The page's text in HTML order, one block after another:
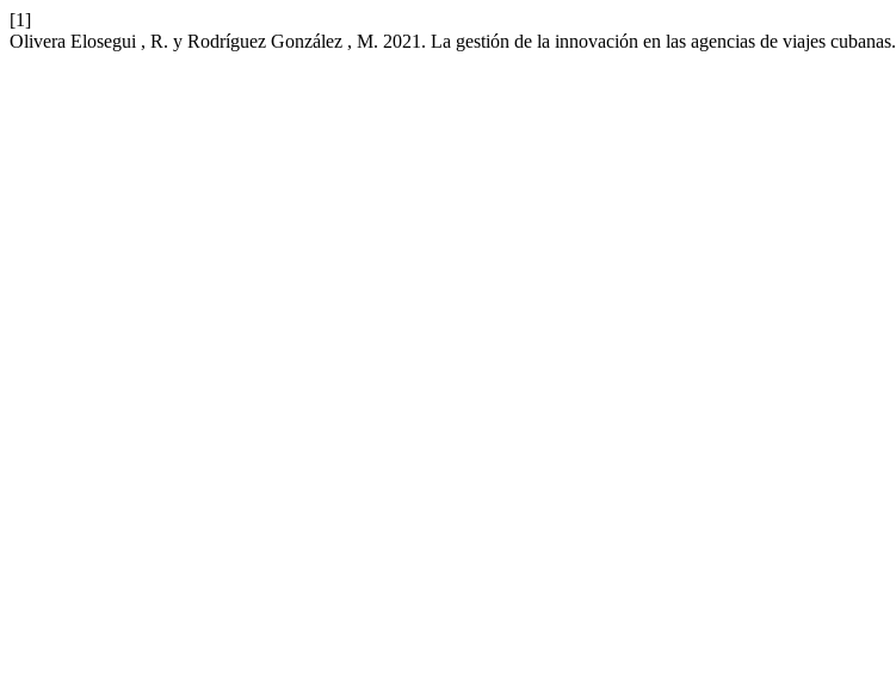
[1]
Olivera Elosegui , R. y Rodríguez González , M. 2021. La gestión de la innovación en las agencias de viajes cubanas.